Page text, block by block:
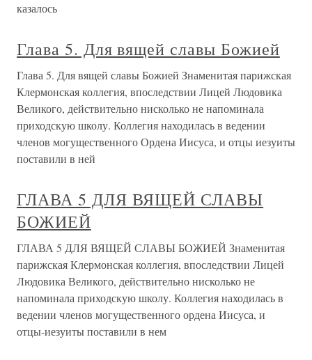
казалось
Глава 5. Для вящей славы Божией
Глава 5. Для вящей славы Божией Знаменитая парижская
Клермонская коллегия, впоследствии Лицей Людовика
Великого, действительно нисколько не напоминала
приходскую школу. Коллегия находилась в ведении
членов могущественного Ордена Иисуса, и отцы иезуиты
поставили в ней
ГЛАВА 5 ДЛЯ ВЯЩЕЙ СЛАВЫ
БОЖИЕЙ
ГЛАВА 5 ДЛЯ ВЯЩЕЙ СЛАВЫ БОЖИЕЙ Знаменитая
парижская Клермонская коллегия, впоследствии Лицей
Людовика Великого, действительно нисколько не
напоминала приходскую школу. Коллегия находилась в
ведении членов могущественного ордена Иисуса, и
отцы-иезуиты поставили в нем